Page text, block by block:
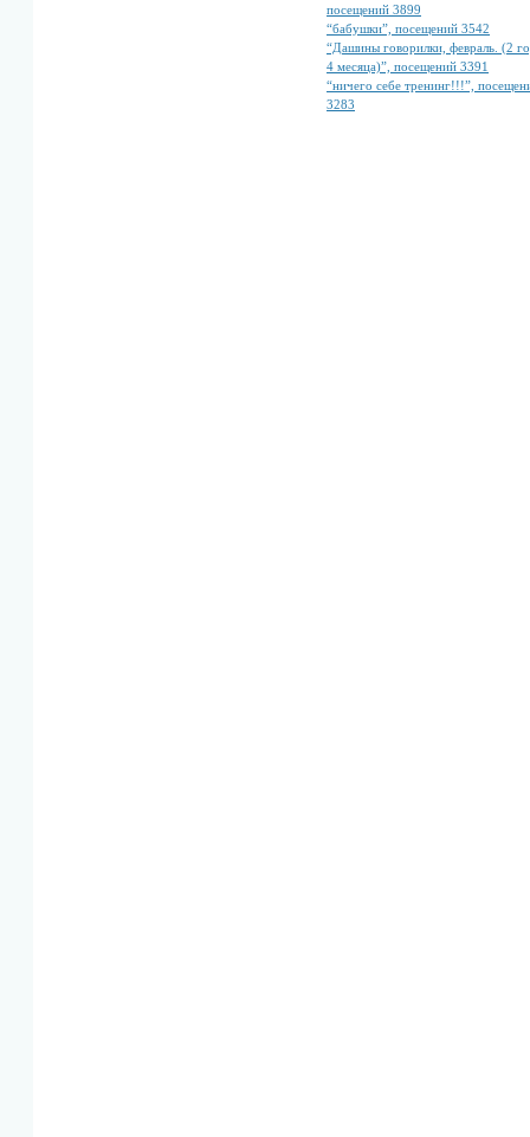
посещений 3899
“бабушки”, посещений 3542
“Дашины говорилки, февраль. (2
4 месяца)”, посещений 3391
“ничего себе тренинг!!!”,
3283